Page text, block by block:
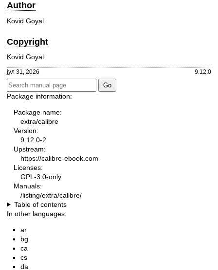
Author
Kovid Goyal
Copyright
Kovid Goyal
јул 31, 2026 9.12.0
Package information:
Package name:
extra/calibre
Version:
9.12.0-2
Upstream:
https://calibre-ebook.com
Licenses:
GPL-3.0-only
Manuals:
/listing/extra/calibre/
Table of contents
In other languages:
ar
bg
ca
cs
da